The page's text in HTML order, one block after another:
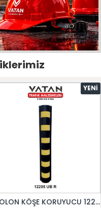
YENI
KOLON KÖŞE KORUYUCU 12295 UB R